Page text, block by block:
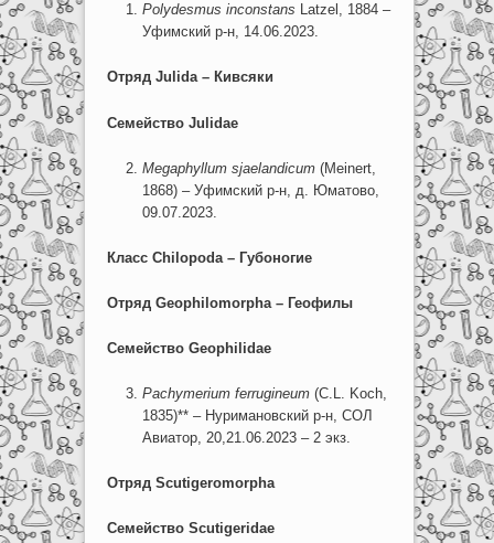
Polydesmus inconstans Latzel, 1884 –
Уфимский р-н, 14.06.2023.
Отряд Julida– Кивсяки
Семейство Julidae
Megaphyllum sjaelandicum (Meinert,
1868) – Уфимский р-н, д. Юматово,
09.07.2023.
Класс Chilopoda – Губоногие
Отряд Geophilomorpha– Геофилы
Семейство Geophilidae
Pachymerium ferrugineum (C.L. Koch,
1835)** – Нуримановский р-н, СОЛ
Авиатор, 20,21.06.2023 – 2 экз.
Отряд Scutigeromorpha
Семейство Scutigeridae